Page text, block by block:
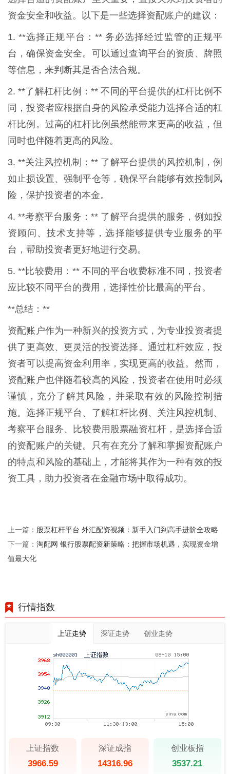
资金安全和收益。以下是一些选择资配账户的建议：
1. **选择正规平台：** 务必选择经过监管的正规平
台，确保资金安全。可以通过查询平台的资质、牌照
等信息，来判断其是否合法合规。
2. **了解杠杆比例：** 不同的平台提供的杠杆比例不
同，投资者应根据自身的风险承受能力选择合适的杠
杆比例。过高的杠杆比例虽然能带来更高的收益，但
同时也伴随着更高的风险。
3. **关注风控机制：** 了解平台提供的风控机制，例
如止损设置、强制平仓等，确保平台能够有效控制风
险，保护投资者的本金。
4. **考察平台服务：** 了解平台提供的服务，例如投
资顾问、技术支持等，选择能够提供专业服务的平
台，帮助投资者更好地进行交易。
5. **比较费用：** 不同的平台收费标准不同，投资者
应比较不同平台的费用，选择性价比最高的平台。
**总结：**
资配账户作为一种新兴的投资方式，为专业投资者提
供了更高效、更灵活的投资选择。通过杠杆效应，投
资者可以提高资金利用率，实现更高的收益。然而，
资配账户也伴随着较高的风险，投资者在使用时必须
谨慎，充分了解其风险，并采取有效的风险控制措
施。选择正规平台、了解杠杆比例、关注风控机制、
考察平台服务、比较费用股票融资杠杆，是选择合适
的资配账户的关键。只有在充分了解和掌握资配账户
的特点和风险的基础上，才能将其作为一种有效的投
资工具，助力投资者在金融市场中取得成功。
上一篇： 股票杠杆平台 外汇配资视频：新手入门到高手进阶全攻略
下一篇： 淘配网 银行股票配资新策略：把握市场机遇，实现资金增
值最大化
行情指数
上证走势 深证走势 创业走势
上证指数
3966.59
深证成指
14316.96
创业板指
3537.21